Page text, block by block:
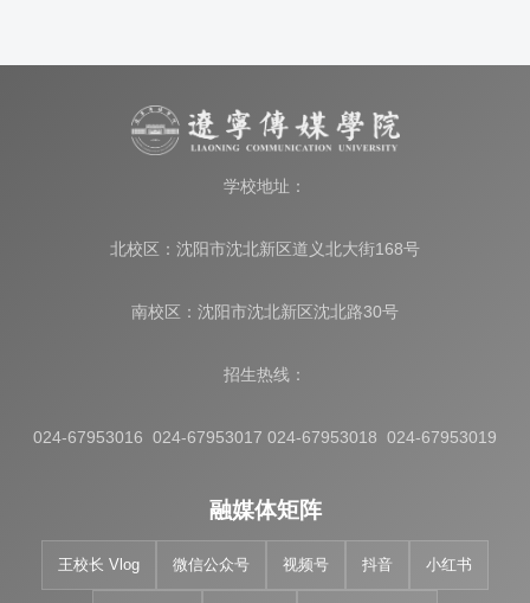
学校地址：
北校区：沈阳市沈北新区道义北大街168号
南校区：沈阳市沈北新区沈北路30号
招生热线：
024-67953016 024-67953017 024-67953018 024-67953019
融媒体矩阵
王校长 Vlog 微信公众号 视频号 抖音 小红书